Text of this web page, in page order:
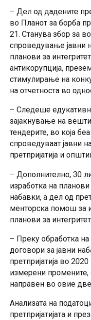
менторска помош за
интегритет. - Преку
5.018 договори за
претпријатија во...
– Дел од дадените
во Планот за борба
21. Станува збор за
спроведување јавни
планови за
антикорупција,
стимулирање на
на отчетноста во
– Следеше
зајакнување на
тендерите, во која
спроведуваат јавни
претпријатија и
– Дополнително, 30
изработка на планови
набавки, а дел од
менторска помош за
планови за
– Преку обработка
договори за јавни
претпријатија во
измерени
направен во овие
Анализата на
претпријатијата и